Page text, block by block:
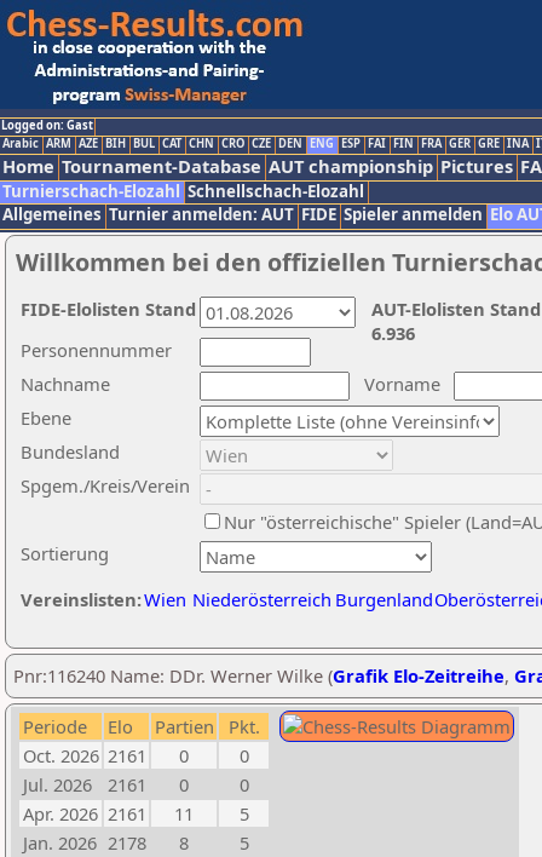
Logged on: Gast
Arabic ARM AZE BIH BUL CAT CHN CRO CZE DEN ENG ESP FAI FIN FRA GER GRE INA
Home Tournament-Database AUT championship Pictures
Turnierschach-Elozahl Schnellschach-Elozahl
Allgemeines Turnier anmelden: AUT FIDE Spieler anmelden Elo
Willkommen bei den offiziellen
Nachname
Vorname
Ebene
Sortierung
Personennummer
Bundesland
Spgem./Kreis/Verein
Nur "österreichische" Spieler
Vereinslisten:Wien Niederösterreich Burgenland
AUT-Elolisten
6.936
FIDE-Elolisten Stand
Pnr:116240 Name: DDr. Werner Wilke (Grafik Elo-Zeitreihe,
Periode Elo Partien
Pkt.
Oct. 2026 2161 0
0
Jul. 2026
2161 0
0
Apr. 2026 2161 11
5
Jan. 2026 2178 8
5